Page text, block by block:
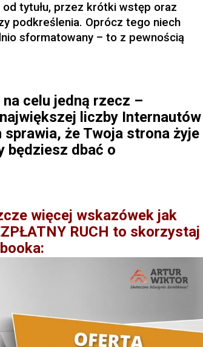
tytułu, przez krótki wstęp oraz
podkreślenia. Oprócz tego niech
sformatowany – to z pewnością
celu jedną rzecz –
liczby Internautów
sprawia, że Twoja strona żyje
będziesz dbać o
więcej wskazówek jak
RUCH to skorzystaj